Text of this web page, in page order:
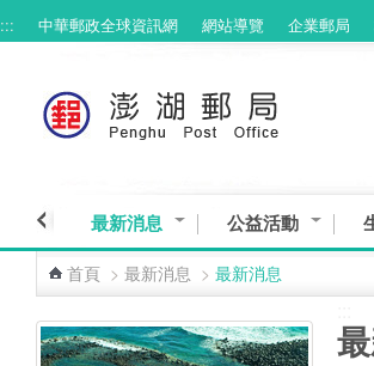
跳到主要內容區塊
::: 中華郵政全球資訊網 網站導覽 企業郵局
最新消息 公益活動
首頁 > 最新消息 > 最新消息